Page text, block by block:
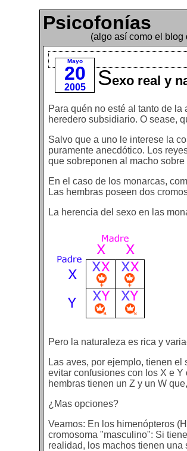
Psicofonías
(algo así como el blog
Mayo
20
2005 Sexo real y
Para quén no esté al tanto de
heredero subsidiario. O sease,
Salvo que a uno le interese la
puramente anecdótico. Los
que sobreponen al macho
En el caso de los monarcas,
Las hembras poseen dos
La herencia del sexo en las
Pero la naturaleza es rica y
Las aves, por ejemplo, tienen
evitar confusiones con los X e
hembras tienen un Z y un W
¿Mas opciones?
Veamos: En los himenópteros
cromosoma "masculino": Si
realidad, los machos tienen